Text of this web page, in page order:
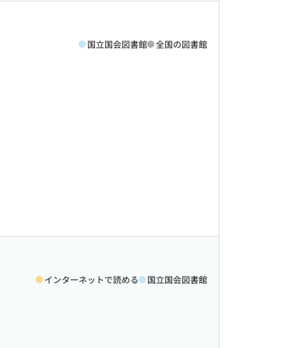
国立国会図書館 全国の図書館
インターネットで読める 国立国会図書館